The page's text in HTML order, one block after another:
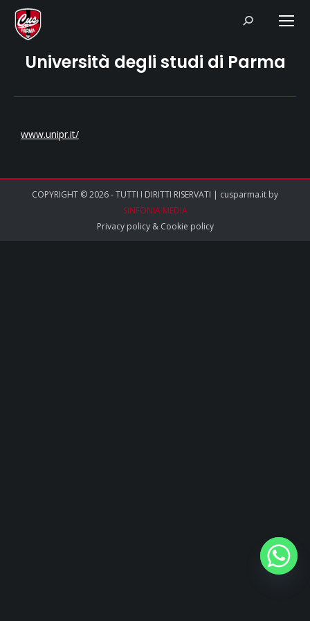
Search:
Università degli studi di Parma
www.unipr.it/
COPYRIGHT © 2026 - TUTTI I DIRITTI RISERVATI | cusparma.it by
SINFONIA MEDIA
Privacy policy& Cookie policy